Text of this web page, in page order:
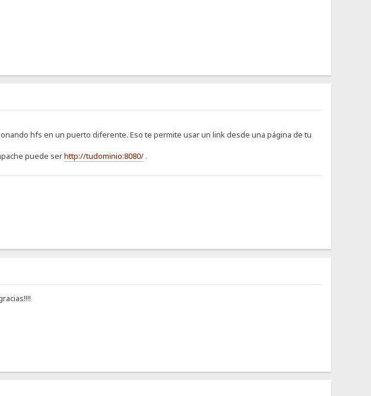
hfs en un puerto diferente. Eso te permite usar un link desde una página de tu
puede serhttp://tudominio:8080/.